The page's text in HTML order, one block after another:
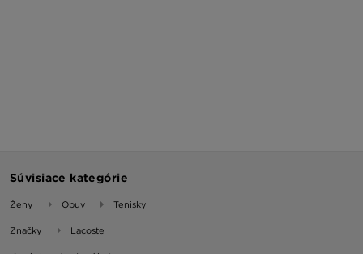
Súvisiace kategórie
Ženy Obuv Tenisky
Značky Lacoste